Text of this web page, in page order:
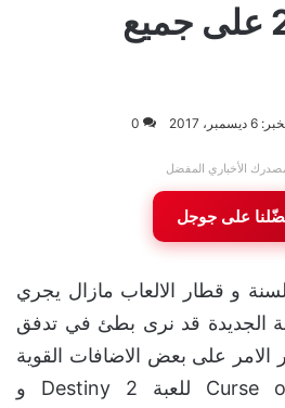
ديسمبر 2017 على جميع
2017
0
مصدرك الأخباري المفضل
على جوجل
و قطار الالعاب مازال يجري
الجديدة قد نرى بطئ في تدفق
الامر على بعض الاضافات القوية
مثل اضافة Curse of Osiris للعبة Destiny 2 و